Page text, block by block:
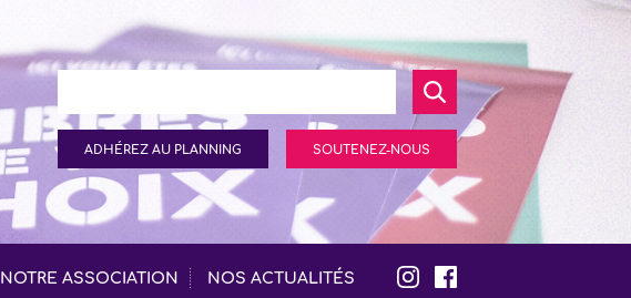
ADHÉREZ AU PLANNING SOUTENEZ-NOUS
NOTRE ASSOCIATION NOS ACTUALITÉS